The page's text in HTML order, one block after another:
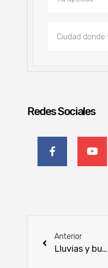
Redes Sociales
Anterior
Lluvias y buen clima dan luz verde a la siembra de maíz del proyecto Avatiky en San Pedro